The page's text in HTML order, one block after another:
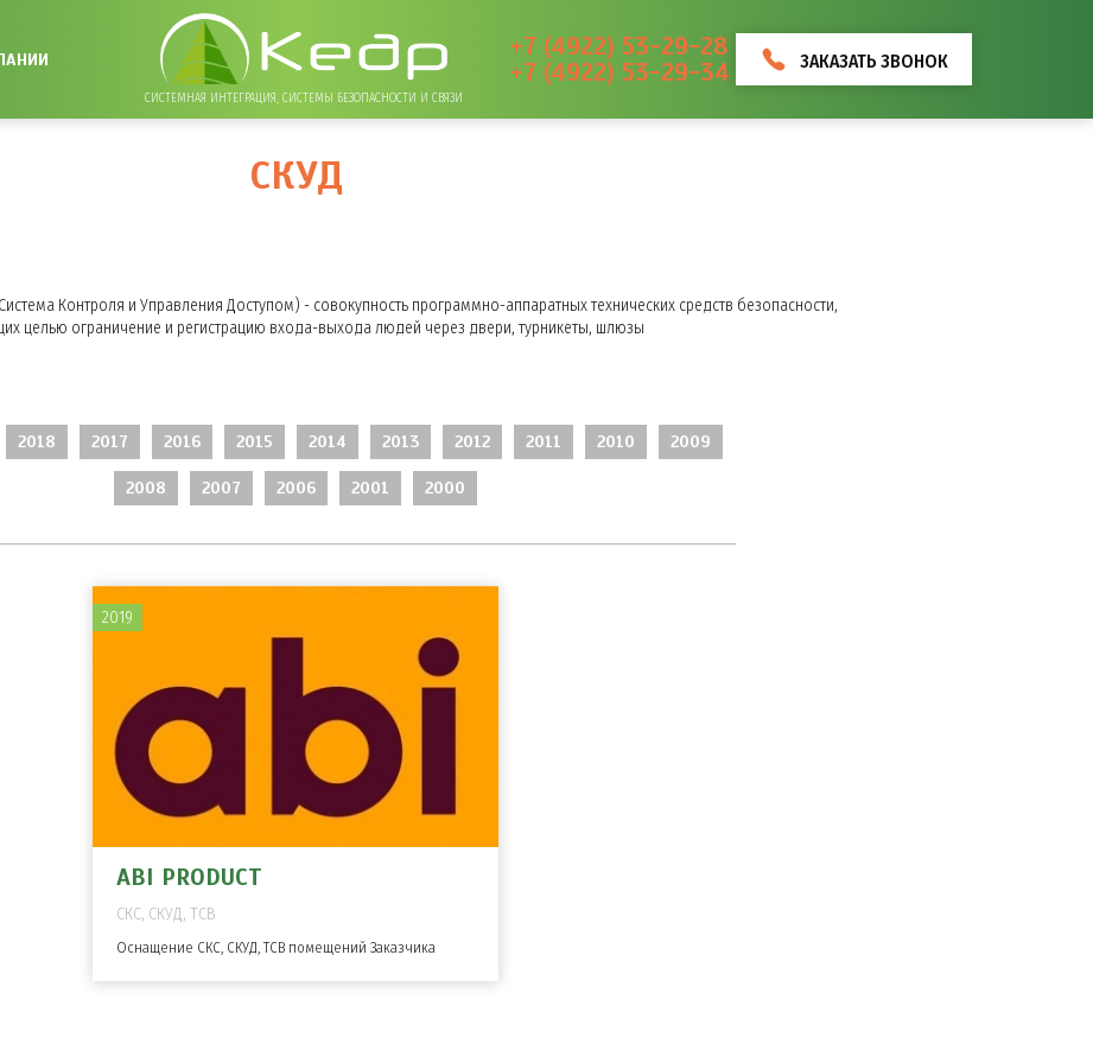
СИСТЕМНАЯ ИНТЕГРАЦИЯ, СИСТЕМЫ БЕЗОПАСНОСТИ И СВЯЗИ
+7 (4922) 53-29-28
+7 (4922) 53-29-34
ЗАКАЗАТЬ ЗВОНОК
СКУД
Контроля и Управления Доступом) - совокупность программно-аппаратных технических средств безопасности,
целью ограничение и регистрацию входа-выхода людей через двери, турникеты, шлюзы
2018 2017 2016 2015 2014 2013 2012 2011 2010 2009
2008 2007 2006 2001 2000
ABI PRODUCT
СКС, СКУД, ТСВ
Оснащение СКС, СКУД, ТСВ помещений Заказчика
2019